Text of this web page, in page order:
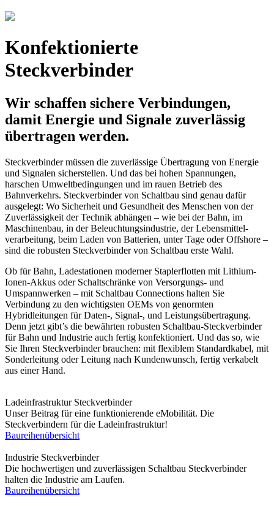
Konfektionierte
Steckverbinder
Wir schaffen sichere Verbindungen,
damit Energie und Signale zuverlässig
übertragen werden.
Steckverbinder müssen die zuverlässige Übertragung von Energie
und Signalen sicherstellen. Und das bei hohen Spannungen,
harschen Umweltbedingungen und im rauen Betrieb des
Bahnverkehrs. Steckverbinder von Schaltbau sind genau dafür
ausgelegt: Wo Sicherheit und Gesundheit des Menschen von der
Zuverlässigkeit der Technik abhängen – wie bei der Bahn, im
Maschinenbau, in der Beleuchtungsindustrie, der Lebensmittel-
verarbeitung, beim Laden von Batterien, unter Tage oder Offshore –
sind die robusten Steckverbinder von Schaltbau erste Wahl.
Ob für Bahn, Ladestationen moderner Staplerflotten mit Lithium-
Ionen-Akkus oder Schaltschränke von Versorgungs- und
Umspannwerken – mit Schaltbau Connections halten Sie
Verbindung zu den wichtigsten OEMs von genormten
Hybridleitungen für Daten-, Signal-, und Leistungsübertragung.
Denn jetzt gibt’s die bewährten robusten Schaltbau-Steckverbinder
für Bahn und Industrie auch fertig konfektioniert. Und das so, wie
Sie Ihren Steckverbinder brauchen: mit flexiblem Standardkabel, mit
Sonderleitung oder Leitung nach Kundenwunsch, fertig verkabelt
aus einer Hand.
Ladeinfrastruktur Steckverbinder
Unser Beitrag für eine funktionierende eMobilität. Die
Steckverbindern für die Ladeinfrastruktur!
Baureihenübersicht
Industrie Steckverbinder
Die hochwertigen und zuverlässigen Schaltbau Steckverbinder
halten die Industrie am Laufen.
Baureihenübersicht